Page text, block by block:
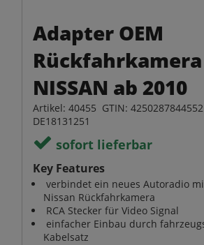
Adapter OEM
Rückfahrkamera
NISSAN ab 2010
Artikel: 40455 GTIN:
DE18131251
sofort lieferbar
Key Features
verbindet ein neues Autoradio
Nissan Rückfahrkamera
RCA Stecker für Video Signal
einfacher Einbau durch
Kabelsatz